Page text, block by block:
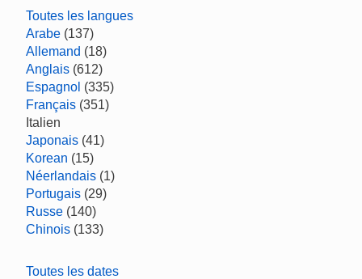
Toutes les langues
Arabe (137)
Allemand (18)
Anglais (612)
Espagnol (335)
Français (351)
Italien
Japonais (41)
Korean (15)
Néerlandais (1)
Portugais (29)
Russe (140)
Chinois (133)
Toutes les dates